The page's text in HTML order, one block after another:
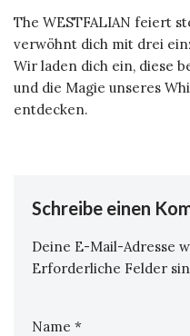
The WESTFALIAN feiert
verwöhnt dich mit drei
Wir laden dich ein, diese
und die Magie unseres
entdecken.
Schreibe einen
Deine E-Mail-Adresse
Erforderliche Felder
Name *